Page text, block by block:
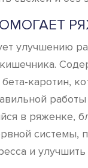
улучшению
каротин,
работы
в ряженке,
системы,
и улучшить